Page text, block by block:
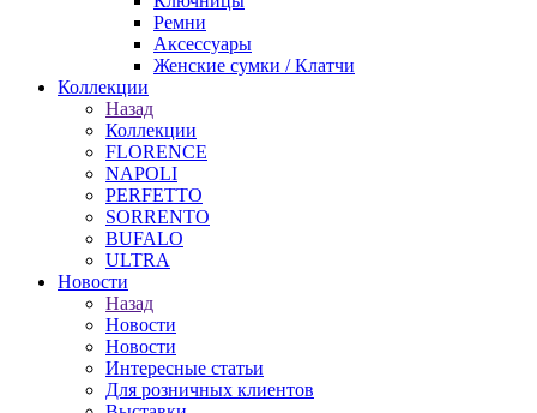
Ремни
Аксессуары
Женские сумки / Клатчи
Коллекции
Назад
Коллекции
FLORENCE
NAPOLI
PERFETTO
SORRENTO
BUFALO
ULTRA
Новости
Назад
Новости
Новости
Интересные статьи
Для розничных клиентов